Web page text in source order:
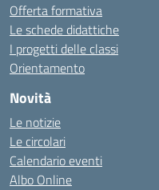
Offerta formativa
Le schede didattiche
I progetti delle classi
Orientamento
Novità
Le notizie
Le circolari
Calendario eventi
Albo Online